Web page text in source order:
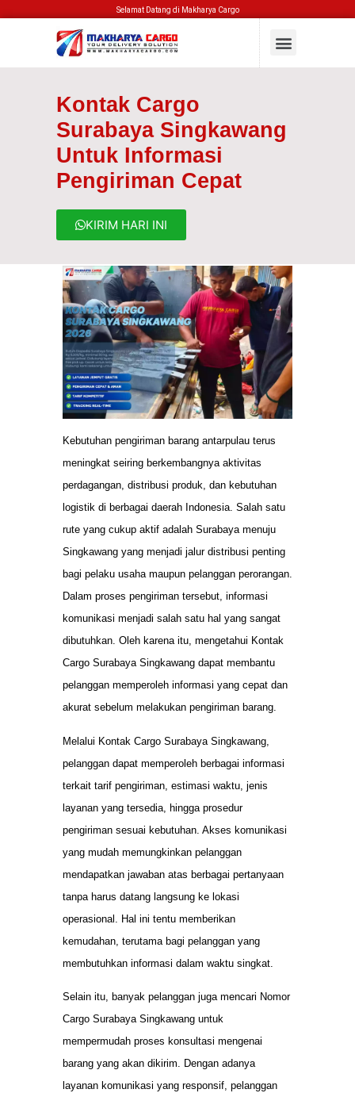
Selamat Datang di Makharya Cargo
Kontak Cargo
Surabaya Singkawang
Untuk Informasi
Pengiriman Cepat
KIRIM HARI INI
Kebutuhan pengiriman barang antarpulau terus
meningkat seiring berkembangnya aktivitas
perdagangan, distribusi produk, dan kebutuhan
logistik di berbagai daerah Indonesia. Salah satu
rute yang cukup aktif adalah Surabaya menuju
Singkawang yang menjadi jalur distribusi penting
bagi pelaku usaha maupun pelanggan perorangan.
Dalam proses pengiriman tersebut, informasi
komunikasi menjadi salah satu hal yang sangat
dibutuhkan. Oleh karena itu, mengetahui Kontak
Cargo Surabaya Singkawang dapat membantu
pelanggan memperoleh informasi yang cepat dan
akurat sebelum melakukan pengiriman barang.
Melalui Kontak Cargo Surabaya Singkawang,
pelanggan dapat memperoleh berbagai informasi
terkait tarif pengiriman, estimasi waktu, jenis
layanan yang tersedia, hingga prosedur
pengiriman sesuai kebutuhan. Akses komunikasi
yang mudah memungkinkan pelanggan
mendapatkan jawaban atas berbagai pertanyaan
tanpa harus datang langsung ke lokasi
operasional. Hal ini tentu memberikan
kemudahan, terutama bagi pelanggan yang
membutuhkan informasi dalam waktu singkat.
Selain itu, banyak pelanggan juga mencari Nomor
Cargo Surabaya Singkawang untuk
mempermudah proses konsultasi mengenai
barang yang akan dikirim. Dengan adanya
layanan komunikasi yang responsif, pelanggan